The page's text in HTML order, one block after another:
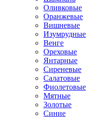
Оливковые
Оранжевые
Вишневые
Изумрудные
Венге
Ореховые
Янтарные
Сиреневые
Салатовые
Фиолетовые
Мятные
Золотые
Синие